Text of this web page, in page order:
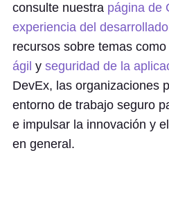
consulte nuestra página de
experiencia del
recursos sobre temas como
ágil y seguridad de la
DevEx, las organizaciones
entorno de trabajo seguro
e impulsar la innovación y
en general.